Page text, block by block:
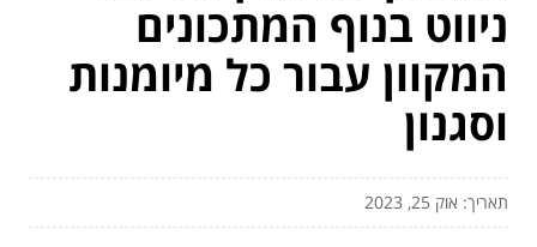
ניווט בנוף המתכונים
המקוון עבור כל מיומנות
וסגנון
תאריך: אוק 25, 2023